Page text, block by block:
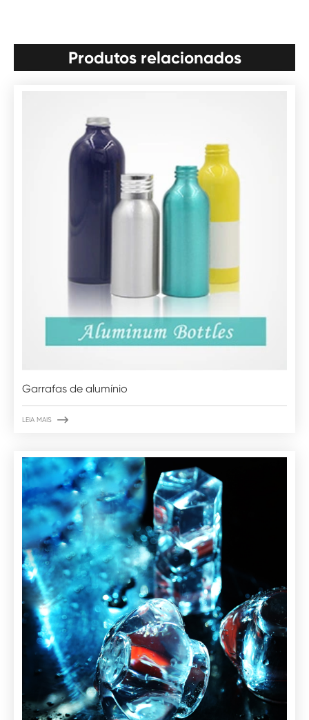
Produtos relacionados
Garrafas de alumínio
LEIA MAIS 